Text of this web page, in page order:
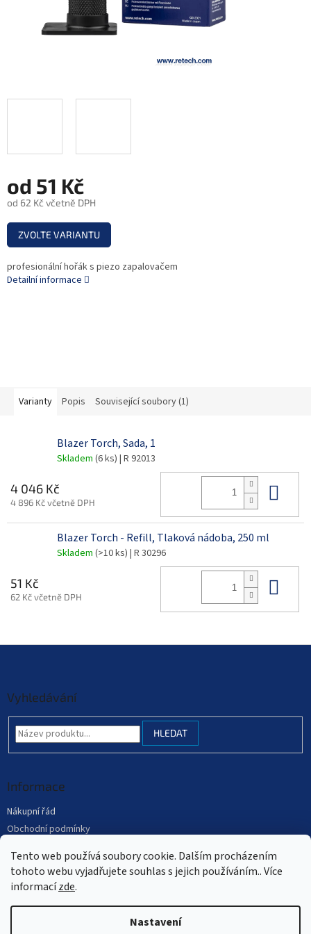
Tento web používá soubory cookie. Dalším procházením
tohoto webu vyjadřujete souhlas s jejich používáním.. Více
informacízde.
Nastavení
od 51 Kč
od 62 Kč včetně DPH
Měrná
cena:
ZVOLTE VARIANTU
profesionální hořák s piezo zapalovačem
Detailní informace
Varianty Popis Související soubory (1)
Blazer Torch, Sada, 1
Skladem (6 ks) | R 92013
4 046 Kč
4 896 Kč včetně DPH
Blazer Torch - Refill, Tlaková nádoba, 250 ml
Skladem (>10 ks) | R 30296
51 Kč
62 Kč včetně DPH
Vyhledávání
HLEDAT
Informace
Nákupní řád
Obchodní podmínky
Mapa serveru
Vytvořil Shoptet